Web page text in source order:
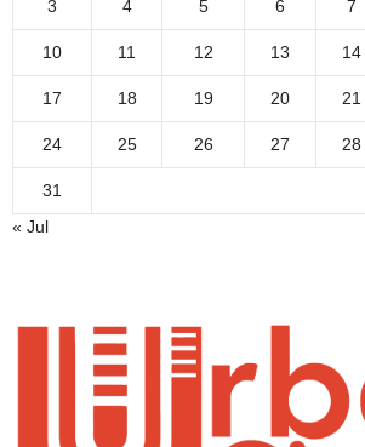
3 4 5 6 7
10 11 12 13 14
17 18 19 20 21
24 25 26 27 28
31
« Jul